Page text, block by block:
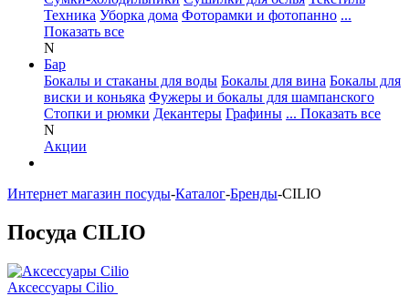
Техника Уборка дома Фоторамки и фотопанно ...
Показать все
N
Бар
Бокалы и стаканы для воды Бокалы для вина Бокалы для
виски и коньяка Фужеры и бокалы для шампанского
Стопки и рюмки Декантеры Графины ... Показать все
N
Акции
Интернет магазин посуды-Каталог-Бренды-CILIO
Посуда CILIO
Аксессуары Cilio